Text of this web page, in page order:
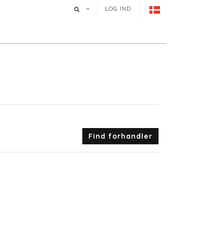
LOG IND
Find forhandler